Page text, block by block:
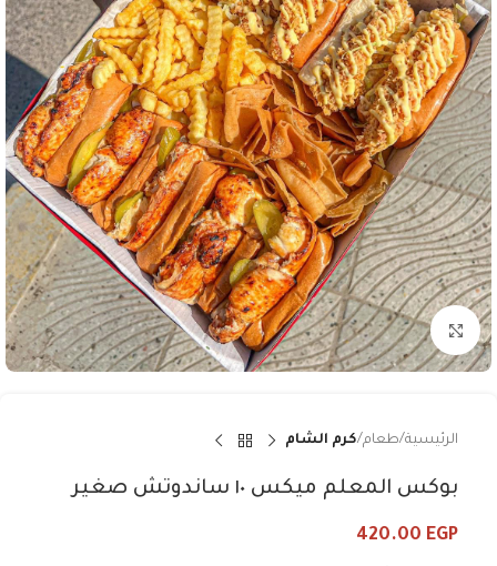
Click to enlarge
الرئيسية طعام كرم الشام
بوكس المعلم ميكس ١٠ ساندوتش صغير
420.00 EGP